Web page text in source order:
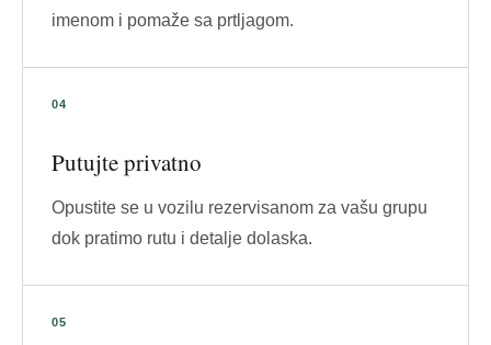
imenom i pomaže sa prtljagom.
Putujte privatno
Opustite se u vozilu rezervisanom za vašu grupu
dok pratimo rutu i detalje dolaska.